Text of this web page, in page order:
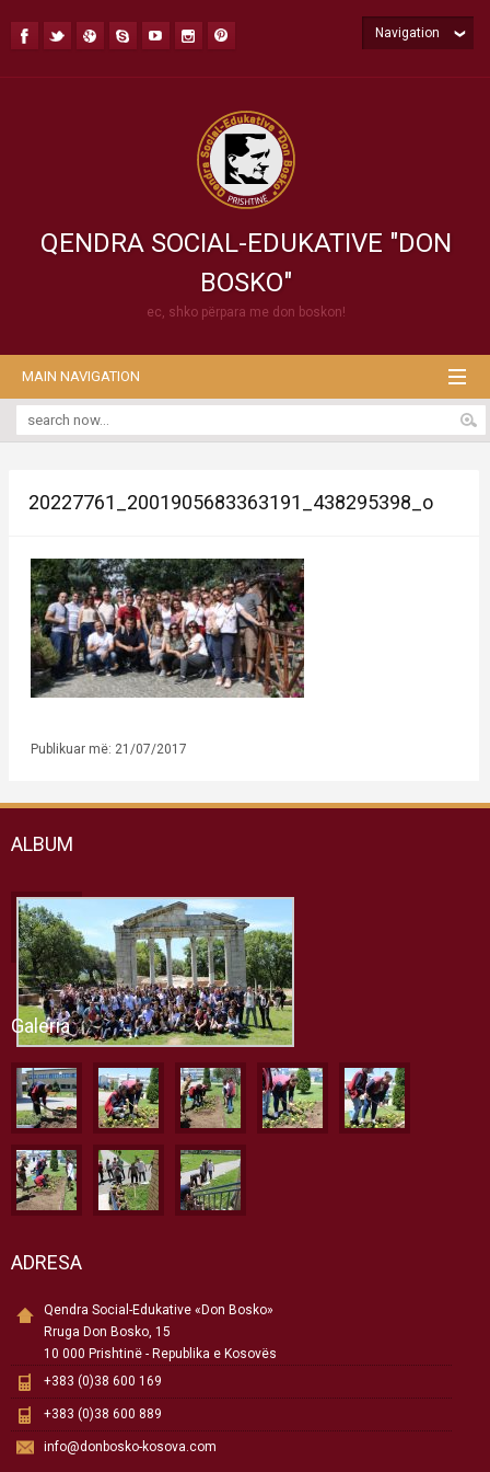
QENDRA SOCIAL-EDUKATIVE "DON
BOSKO"
ec, shko përpara me don boskon!
Navigation
MAIN NAVIGATION
20227761_2001905683363191_438295398_o
Publikuar më: 21/07/2017
ALBUM
Galeria
ADRESA
Qendra Social-Edukative «Don Bosko»
Rruga Don Bosko, 15
10 000 Prishtinë - Republika e Kosovës
+383 (0)38 600 169
+383 (0)38 600 889
info@donbosko-kosova.com